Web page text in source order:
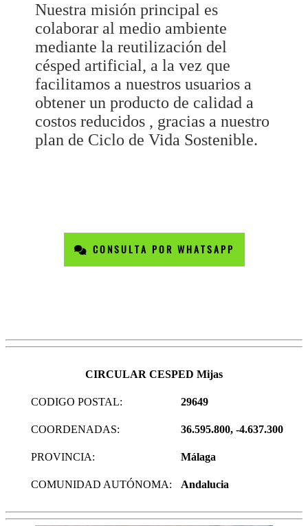
Nuestra misión principal es
colaborar al medio ambiente
mediante la reutilización del
césped artificial, a la vez que
facilitamos a nuestros usuarios a
obtener un producto de calidad a
costos reducidos , gracias a nuestro
plan de Ciclo de Vida Sostenible.
CONSULTA POR WHATSAPP
CIRCULAR CESPED Mijas
CODIGO POSTAL: 29649
COORDENADAS: 36.595.800, -4.637.300
PROVINCIA: Málaga
COMUNIDAD AUTÓNOMA: Andalucia